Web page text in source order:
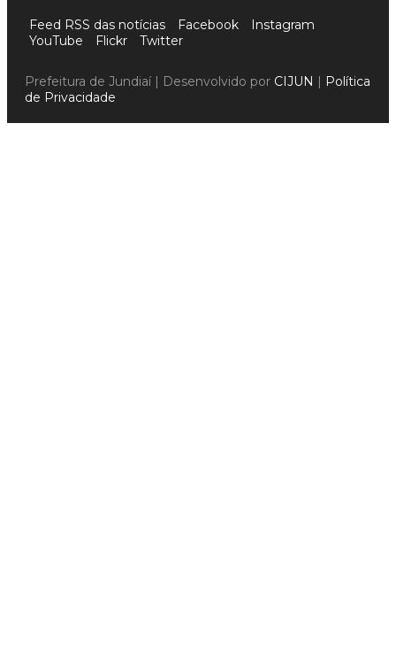
Feed RSS das notícias Facebook
Instagram
YouTube
Flickr Twitter
Prefeitura de Jundiaí | Desenvolvido por CIJUN | Política
de Privacidade